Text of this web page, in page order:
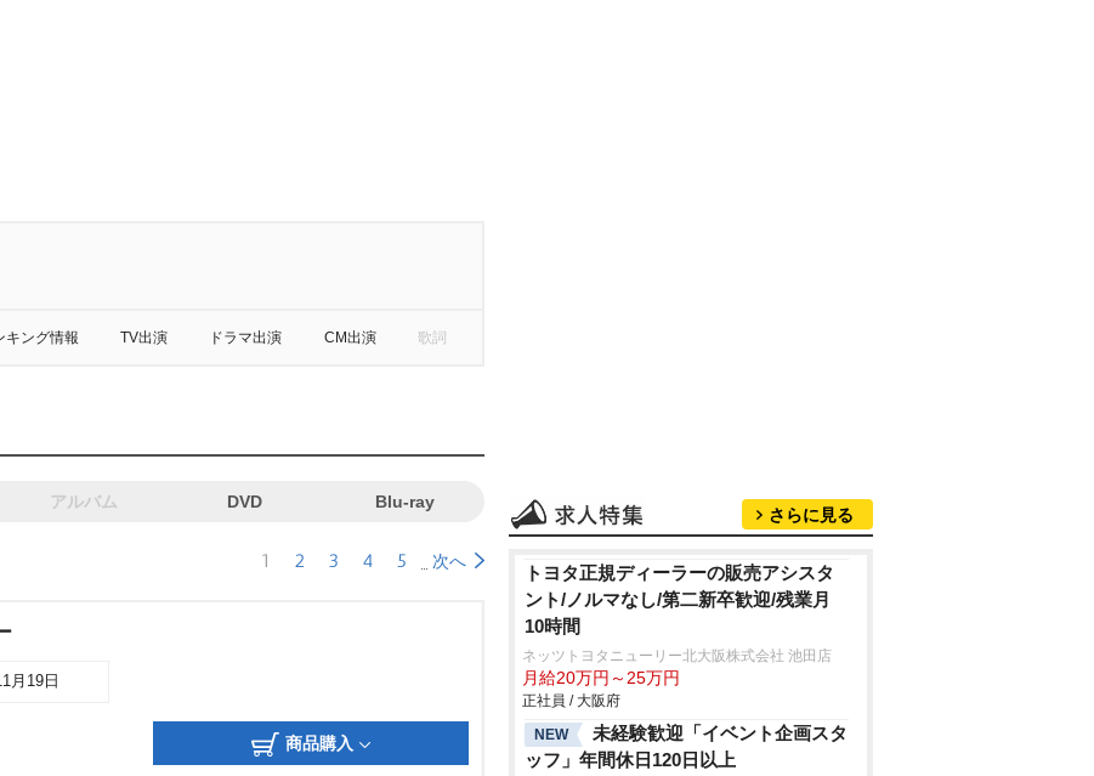
キング情報 TV出演 ドラマ出演 CM出演 歌詞
アルバム DVD Blu-ray
1 2 3 4 5 次へ
月19日
商品購入
さらに見る
トヨタ正規ディーラーの販売アシスタ
ント/ノルマなし/第二新卒歓迎/残業月
10時間
ネッツトヨタニューリー北大阪株式会社 池田店
月給20万円～25万円
正社員 / 大阪府
NEW
未経験歓迎「イベント企画スタ
ッフ」年間休日120日以上